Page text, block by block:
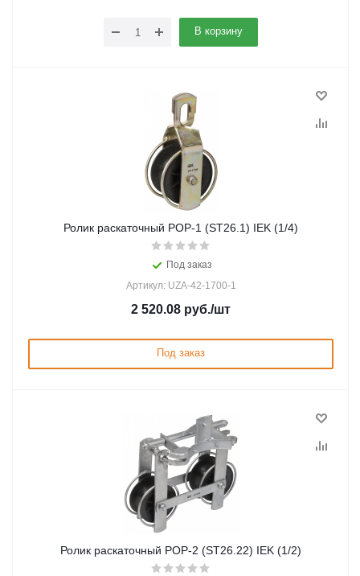
В корзину
Ролик раскаточный POP-1 (ST26.1) IEK (1/4)
Под заказ
Артикул: UZA-42-1700-1
2 520.08 руб./шт
Под заказ
Ролик раскаточный РОР-2 (ST26.22) IEK (1/2)